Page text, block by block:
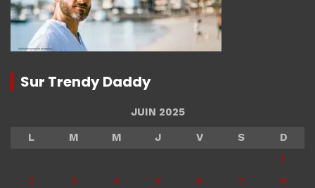
Sur Trendy Daddy
JUIN 2025
L
M M J V S
D
1
2
3 4 5 6 7
8